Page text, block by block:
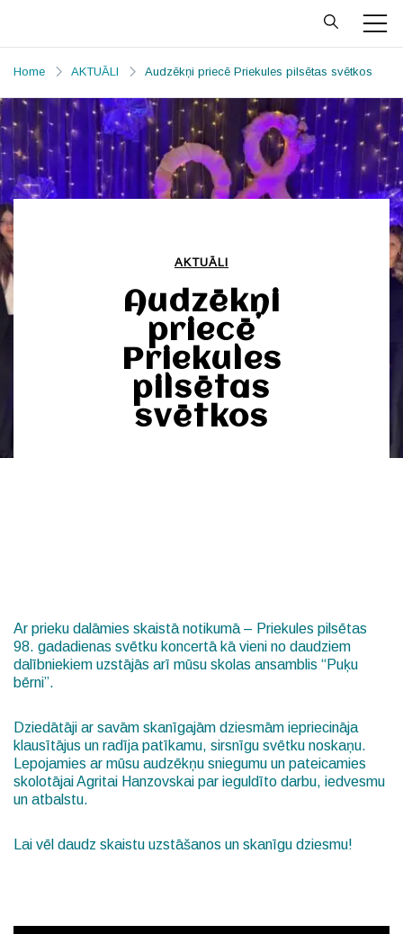
content
MŪZIKAS un
MĀKSLAS
SKOLA
Home AKTUĀLI Audzēkņi priecē Priekules pilsētas svētkos
AKTUĀLI
Audzēkņi
priecē
Priekules
pilsētas
svētkos
Ar prieku dalāmies skaistā notikumā – Priekules pilsētas
98. gadadienas svētku koncertā kā vieni no daudziem
dalībniekiem uzstājās arī mūsu skolas ansamblis “Puķu
bērni”.
Dziedātāji ar savām skanīgajām dziesmām iepriecināja
klausītājus un radīja patīkamu, sirsnīgu svētku noskaņu.
Lepojamies ar mūsu audzēkņu sniegumu un pateicamies
skolotājai Agritai Hanzovskai par ieguldīto darbu, iedvesmu
un atbalstu.
Lai vēl daudz skaistu uzstāšanos un skanīgu dziesmu!